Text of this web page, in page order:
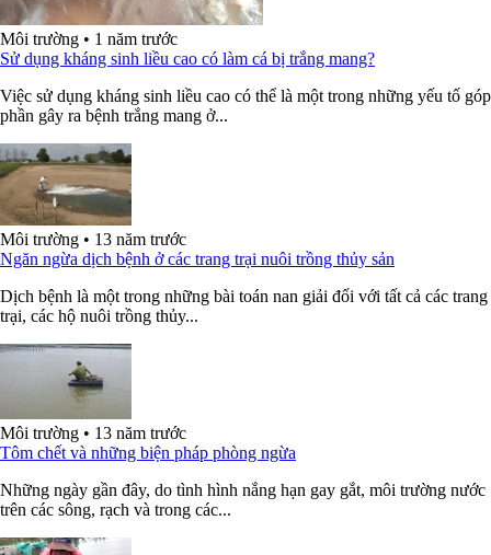
Môi trường • 1 năm trước
Sử dụng kháng sinh liều cao có làm cá bị trắng mang?
Việc sử dụng kháng sinh liều cao có thể là một trong những yếu tố góp
phần gây ra bệnh trắng mang ở...
Môi trường • 13 năm trước
Ngăn ngừa dịch bệnh ở các trang trại nuôi trồng thủy sản
Dịch bệnh là một trong những bài toán nan giải đối với tất cả các trang
trại, các hộ nuôi trồng thủy...
Môi trường • 13 năm trước
Tôm chết và những biện pháp phòng ngừa
Những ngày gần đây, do tình hình nắng hạn gay gắt, môi trường nước
trên các sông, rạch và trong các...